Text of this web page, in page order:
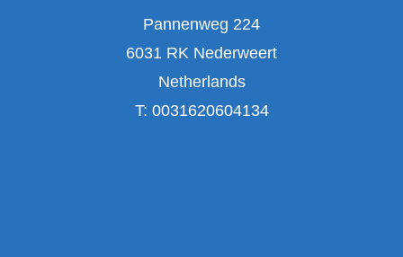
Pannenweg 224
6031 RK Nederweert
Netherlands
T: 0031620604134